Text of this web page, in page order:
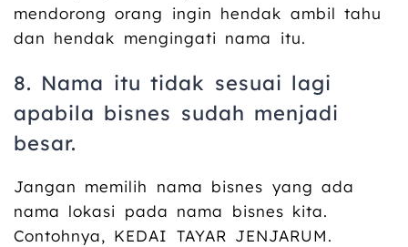
mendorong orang ingin hendak ambil tahu
dan hendak mengingati nama itu.
8. Nama itu tidak sesuai lagi
apabila bisnes sudah menjadi
besar.
Jangan memilih nama bisnes yang ada
nama lokasi pada nama bisnes kita.
Contohnya, KEDAI TAYAR JENJARUM.